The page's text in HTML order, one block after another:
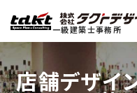
一級建築士事務所
店舗デザイ